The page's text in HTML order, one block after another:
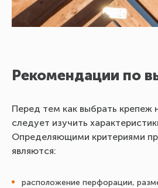
Рекомендации по
Перед тем как выбрать крепеж
следует изучить
Определяющими критериями
являются:
расположение перфорации,